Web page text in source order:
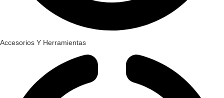
Accesorios Y Herramientas